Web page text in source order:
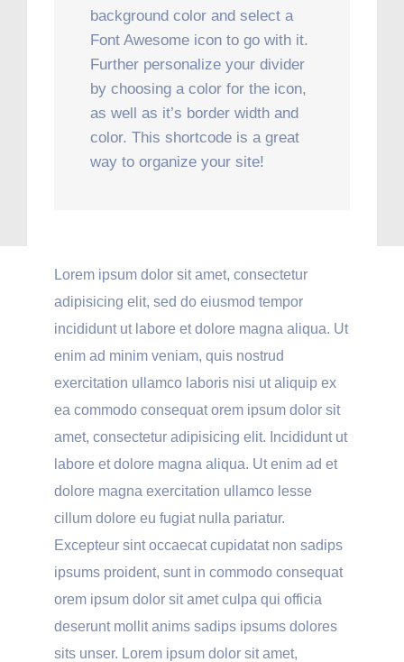
background color and select a
Font Awesome icon to go with it.
Further personalize your divider
by choosing a color for the icon,
as well as it’s border width and
color. This shortcode is a great
way to organize your site!
Lorem ipsum dolor sit amet, consectetur
adipisicing elit, sed do eiusmod tempor
incididunt ut labore et dolore magna aliqua. Ut
enim ad minim veniam, quis nostrud
exercitation ullamco laboris nisi ut aliquip ex
ea commodo consequat orem ipsum dolor sit
amet, consectetur adipisicing elit. Incididunt ut
labore et dolore magna aliqua. Ut enim ad et
dolore magna exercitation ullamco lesse
cillum dolore eu fugiat nulla pariatur.
Excepteur sint occaecat cupidatat non sadips
ipsums proident, sunt in commodo consequat
orem ipsum dolor sit amet culpa qui officia
deserunt mollit anims sadips ipsums dolores
sits unser. Lorem ipsum dolor sit amet,